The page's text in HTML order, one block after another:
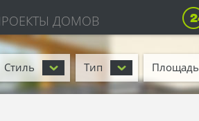
ДОМОВ
Стиль Тип Площадь